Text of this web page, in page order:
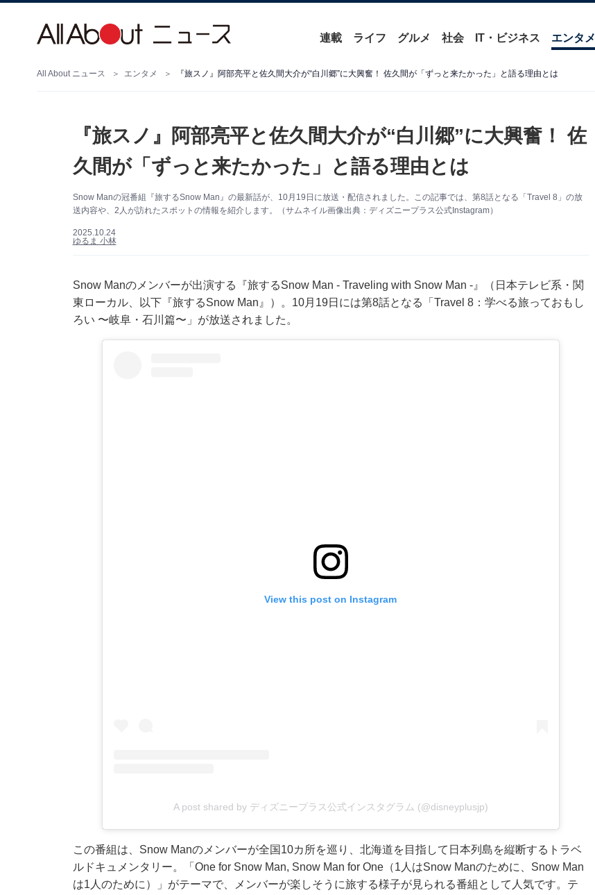
連載 ライフ グルメ 社会 IT・ビジネス エンタメ
All About ニュース エンタメ 『旅スノ』阿部亮平と佐久間大介が“白川郷”に大興奮！ 佐久間が「ずっと来たかった」と語る理由とは
『旅スノ』阿部亮平と佐久間大介が“白川郷”に大興奮！ 佐
久間が「ずっと来たかった」と語る理由とは
Snow Manの冠番組『旅するSnow Man』の最新話が、10月19日に放送・配信されました。この記事では、第8話となる「Travel 8」の放
送内容や、2人が訪れたスポットの情報を紹介します。（サムネイル画像出典：ディズニープラス公式Instagram）
2025.10.24
ゆるま 小林
Snow Manのメンバーが出演する『旅するSnow Man - Traveling with Snow Man -』（日本テレビ系・関
東ローカル、以下『旅するSnow Man』）。10月19日には第8話となる「Travel 8：学べる旅っておもし
ろい 〜岐阜・石川篇〜」が放送されました。
View this post on Instagram
A post shared by ディズニープラス公式インスタグラム (@disneyplusjp)
この番組は、Snow Manのメンバーが全国10カ所を巡り、北海道を目指して日本列島を縦断するトラベ
ルドキュメンタリー。「One for Snow Man, Snow Man for One（1人はSnow Manのために、Snow Man
は1人のために）」がテーマで、メンバーが楽しそうに旅する様子が見られる番組として人気です。テ